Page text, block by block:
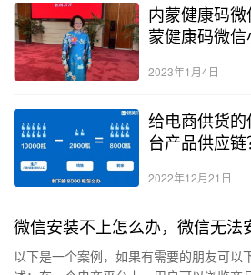
内蒙健康码
蒙健康码微信
2023年1月4日
给电商供货
台产品供应链
2022年12月21日
微信安装不上怎么办，微信无法
以下是一个案例，如果有需要的朋友可以